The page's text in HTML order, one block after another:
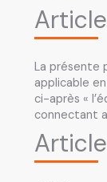
La présente
applicable
ci-après «
connectant